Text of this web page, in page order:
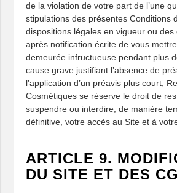
de la violation de votre part de l’une
stipulations des présentes Conditions
dispositions légales en vigueur ou
après notification écrite de vous
demeurée infructueuse pendant plus
cause grave justifiant l’absence de
l’application d’un préavis plus court,
Cosmétiques se réserve le droit de
suspendre ou interdire, de manière
définitive, votre accès au Site et à
ARTICLE 9.
DU SITE ET DES